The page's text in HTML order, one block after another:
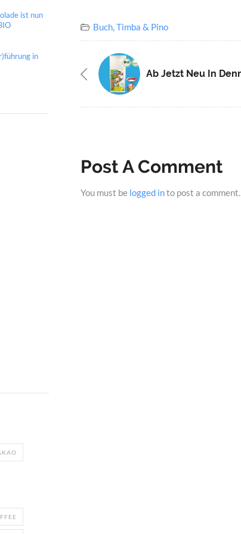
ist nun
in
Buch,Timba & Pino
Post A Comment
You must be logged into post a comment.